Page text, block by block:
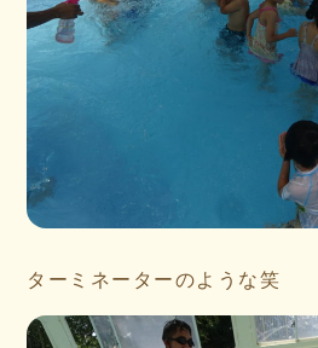
ターミネーターのような笑